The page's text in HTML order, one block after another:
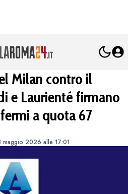
Milan contro il
e Laurienté firmano
a quota 67
maggio 2026 alle 17:01